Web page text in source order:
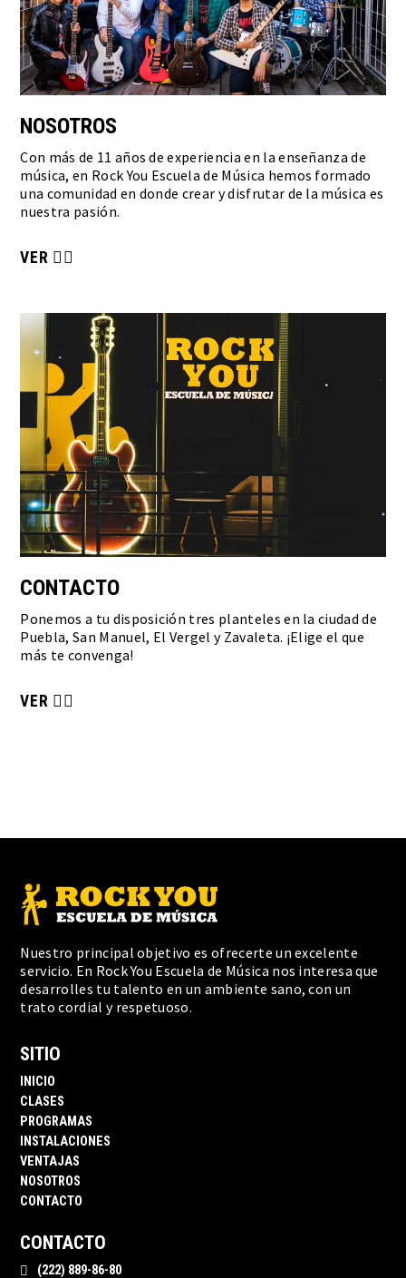
NOSOTROS
Con más de 11 años de experiencia en la enseñanza de
música, en Rock You Escuela de Música hemos formado
una comunidad en donde crear y disfrutar de la música es
nuestra pasión.
VER
CONTACTO
Ponemos a tu disposición tres planteles en la ciudad de
Puebla, San Manuel, El Vergel y Zavaleta. ¡Elige el que
más te convenga!
VER
Nuestro principal objetivo es ofrecerte un excelente
servicio. En Rock You Escuela de Música nos interesa que
desarrolles tu talento en un ambiente sano, con un
trato cordial y respetuoso.
SITIO
INICIO
CLASES
PROGRAMAS
INSTALACIONES
VENTAJAS
NOSOTROS
CONTACTO
CONTACTO
(222) 889-86-80